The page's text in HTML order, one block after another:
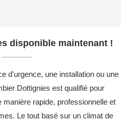
disponible maintenant !
d'urgence, une installation ou une
Dottignies est qualifié pour
rapide, professionnelle et
Le tout basé sur un climat de